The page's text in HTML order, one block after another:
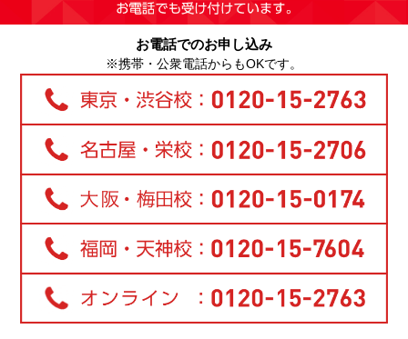
お電話でのお申し込み
※携帯・公衆電話からもOKです。